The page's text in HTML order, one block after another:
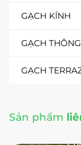
GẠCH KÍNH
GẠCH
GẠCH
Sản phẩm